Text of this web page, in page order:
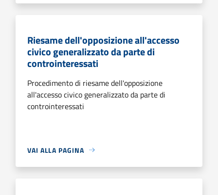
Riesame dell'opposizione all'accesso
civico generalizzato da parte di
controinteressati
Procedimento di riesame dell'opposizione
all'accesso civico generalizzato da parte di
controinteressati
VAI ALLA PAGINA